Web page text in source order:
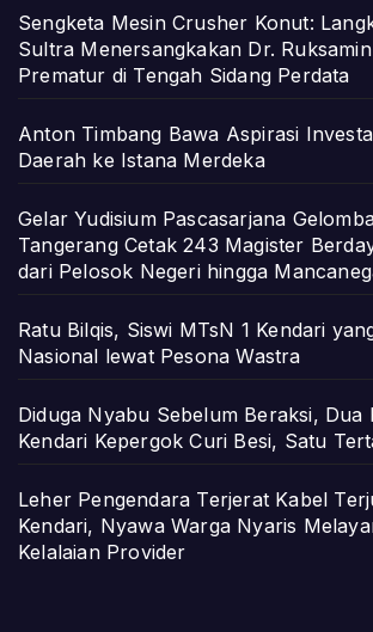
Sengketa Mesin Crusher Konut:
Sultra Menersangkakan Dr.
Prematur di Tengah Sidang Perdata
Anton Timbang Bawa Aspirasi
Daerah ke Istana Merdeka
Gelar Yudisium Pascasarjana
Tangerang Cetak 243 Magister
dari Pelosok Negeri hingga
Ratu Bilqis, Siswi MTsN 1 Kendari
Nasional lewat Pesona Wastra
Diduga Nyabu Sebelum Beraksi, Dua
Kendari Kepergok Curi Besi, Satu
Leher Pengendara Terjerat Kabel
Kendari, Nyawa Warga Nyaris
Kelalaian Provider